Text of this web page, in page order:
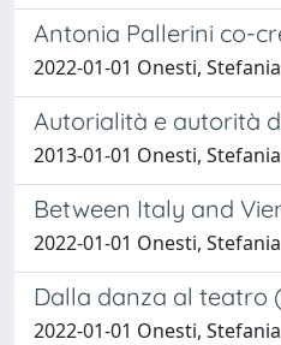
Antonia Pallerini co-
2022-01-01 Onesti, Stefania
Autorialità e autorità
2013-01-01 Onesti, Stefania
Between Italy and
2022-01-01 Onesti, Stefania
Dalla danza al teatro
2022-01-01 Onesti, Stefania